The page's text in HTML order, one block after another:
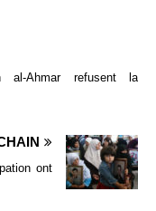
al-Ahmar refusent la
ont